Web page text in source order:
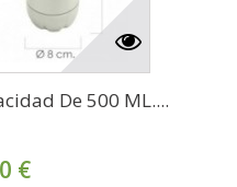
De 500 ML....
€